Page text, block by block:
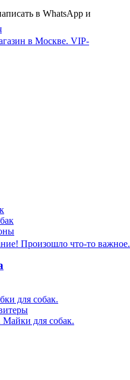
в WhatsApp и
для собак.
Майки для собак.